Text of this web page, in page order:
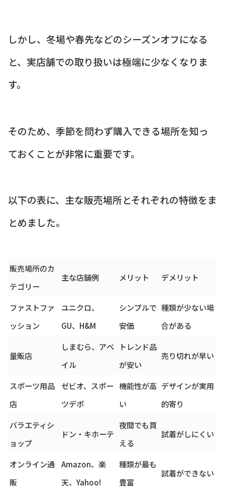
しかし、冬場や春先などのシーズンオフになる
と、実店舗での取り扱いは極端に少なくなりま
す。
そのため、季節を問わず購入できる場所を知っ
ておくことが非常に重要です。
以下の表に、主な販売場所とそれぞれの特徴をま
とめました。
販売場所のカ
テゴリー
主な店舗例 メリット デメリット
ファストファ
ッション
ユニクロ、
GU、H&M
シンプルで
安価
種類が少ない場
合がある
量販店
しまむら、アベ
イル
トレンド品
が安い
売り切れが早い
スポーツ用品
店
ゼビオ、スポー
ツデポ
機能性が高
い
デザインが実用
的寄り
バラエティシ
ョップ
ドン・キホーテ
夜間でも買
える
試着がしにくい
オンライン通
販
Amazon、楽
天、Yahoo!
種類が最も
豊富
試着ができない